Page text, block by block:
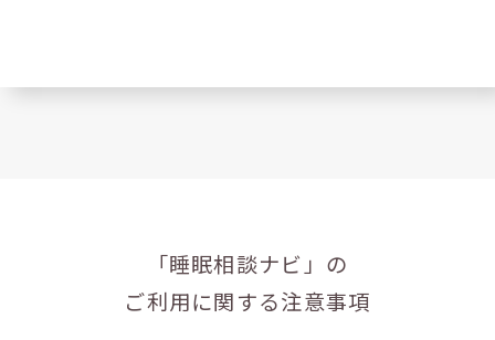
「睡眠相談ナビ」の
ご利用に関する注意事項